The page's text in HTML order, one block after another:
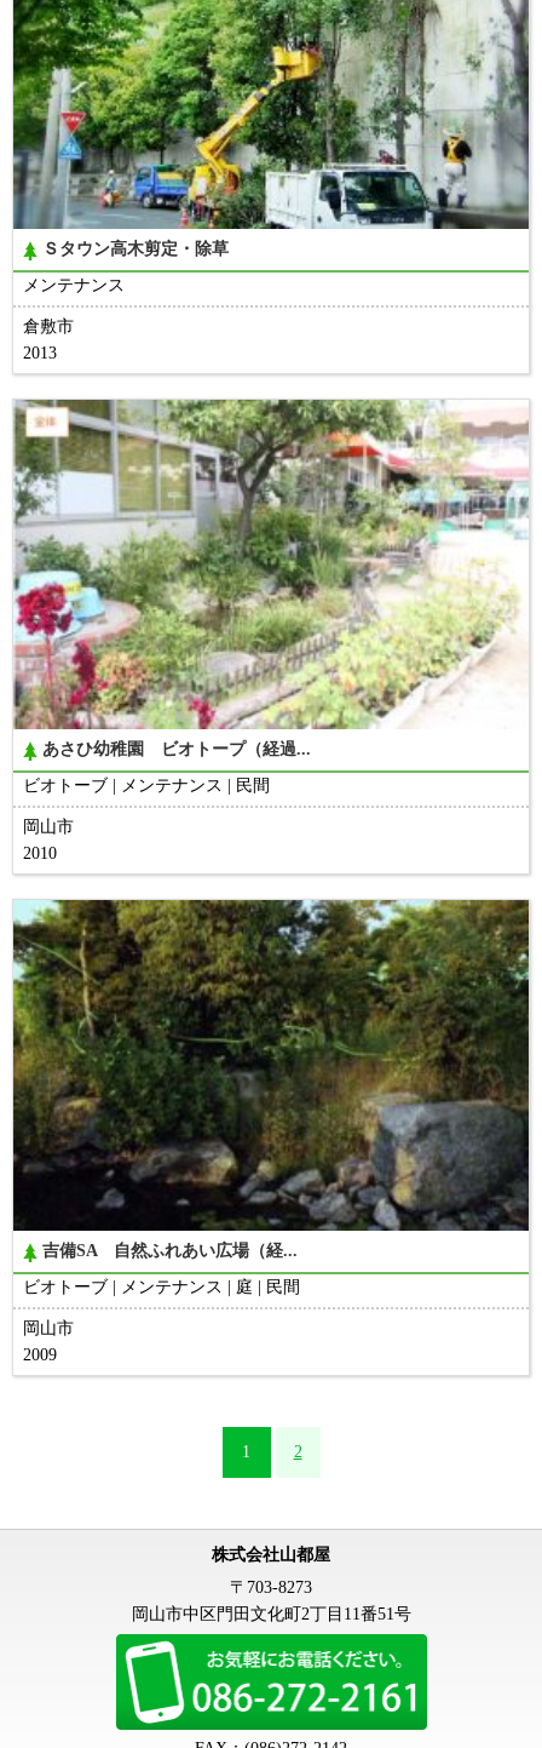
Ｓタウン高木剪定・除草
メンテナンス
倉敷市
2013
あさひ幼稚園 ビオトープ（経過...
ビオトーブ
メンテナンス 民間
岡山市
2010
吉備SA 自然ふれあい広場（経...
ビオトーブ
メンテナンス 庭 民間
岡山市
2009
1 2
株式会社山都屋
〒703-8273
岡山市中区門田文化町2丁目11番51号